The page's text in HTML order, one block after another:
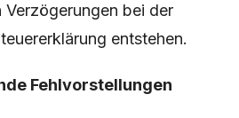
Verzögerungen bei der
entstehen.
Fehlvorstellungen